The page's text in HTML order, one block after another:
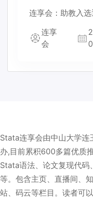
连享会：助教入
连享
会
Stata连享会由中山大学连
办,目前累积600多篇优质
Stata语法、论文复现代码
等。包含主页、直播间、
站、码云等栏目。读者可